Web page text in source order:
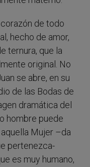
de todo
hecho de amor,
ternura, que la
original. No
se abre, en su
de las Bodas de
dramática del
hombre puede
Mujer –da
pertenezca-
es muy humano,